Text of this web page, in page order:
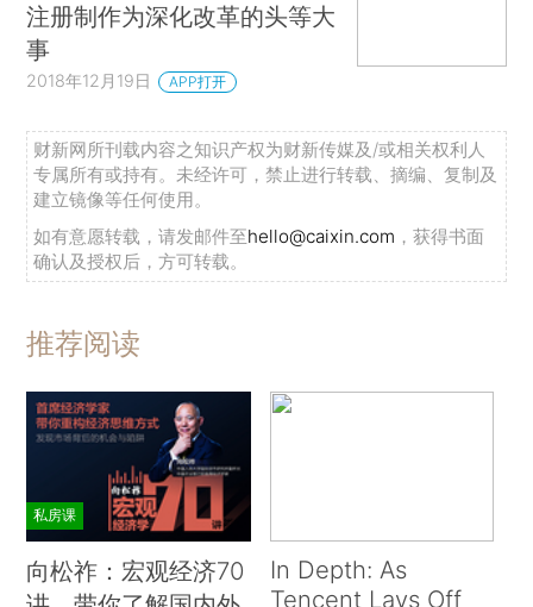
注册制作为深化改革的头等大
事
2018年12月19日 APP打开
财新网所刊载内容之知识产权为财新传媒及/或相关权利人
专属所有或持有。未经许可，禁止进行转载、摘编、复制及
建立镜像等任何使用。
如有意愿转载，请发邮件至hello@caixin.com ，获得书面
确认及授权后，方可转载。
推荐阅读
私房课
向松祚：宏观经济70
In Depth: As
Tencent Lays Off